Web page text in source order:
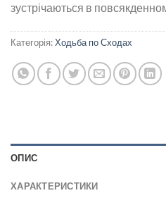
зустрічаються в
Категорія:Ходьба по Сходах
ОПИС
ХАРАКТЕРИСТИКИ